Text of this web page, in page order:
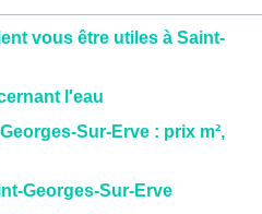
vous être utiles à Saint-
l'eau
Sur-Erve : prix m²,
Georges-Sur-Erve